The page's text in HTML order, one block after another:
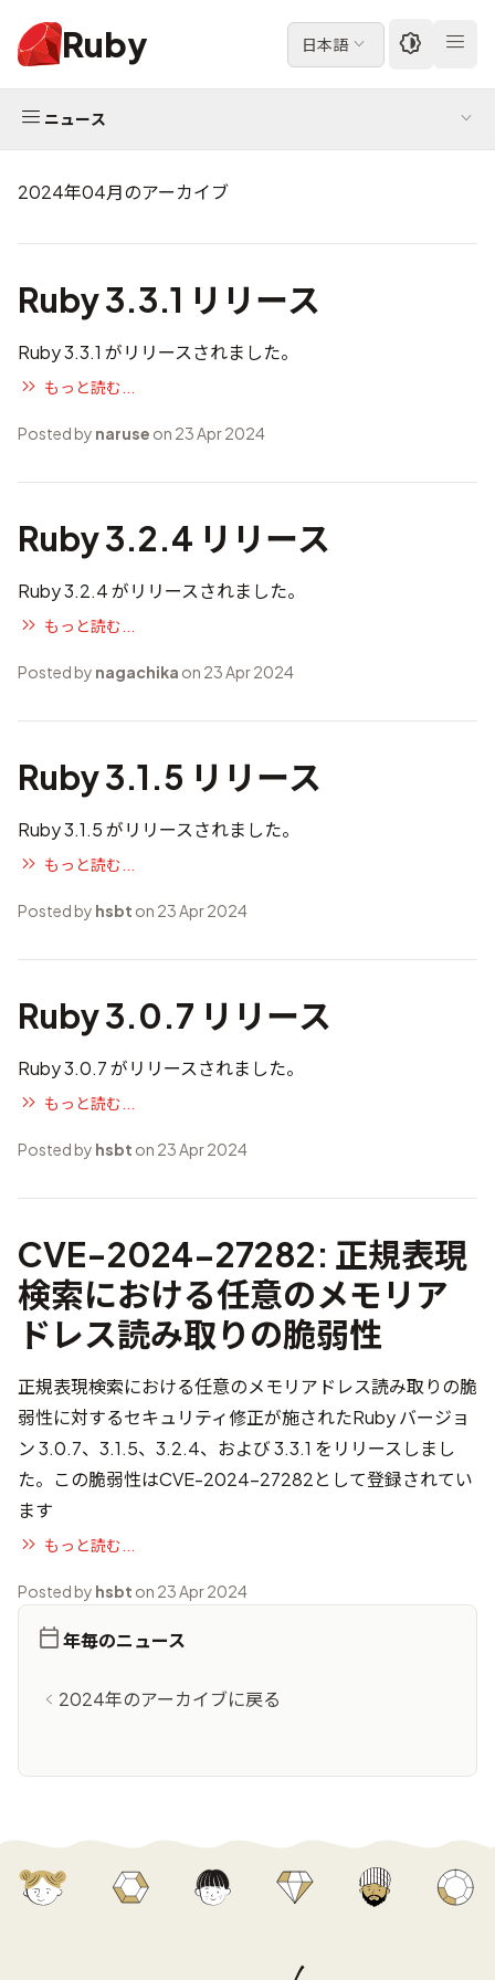
Ruby 日本語
ニュース
2024年04月のアーカイブ
Ruby 3.3.1 リリース
Ruby 3.3.1 がリリースされました。
もっと読む...
Posted by naruse on 23 Apr 2024
Ruby 3.2.4 リリース
Ruby 3.2.4 がリリースされました。
もっと読む...
Posted by nagachika on 23 Apr 2024
Ruby 3.1.5 リリース
Ruby 3.1.5 がリリースされました。
もっと読む...
Posted by hsbt on 23 Apr 2024
Ruby 3.0.7 リリース
Ruby 3.0.7 がリリースされました。
もっと読む...
Posted by hsbt on 23 Apr 2024
CVE-2024-27282: 正規表現
検索における任意のメモリア
ドレス読み取りの脆弱性
正規表現検索における任意のメモリアドレス読み取りの脆
弱性に対するセキュリティ修正が施されたRuby バージョ
ン 3.0.7、3.1.5、3.2.4、および 3.3.1 をリリースしまし
た。この脆弱性はCVE-2024-27282として登録されてい
ます
もっと読む...
Posted by hsbt on 23 Apr 2024
年毎のニュース
2024年のアーカイブに戻る